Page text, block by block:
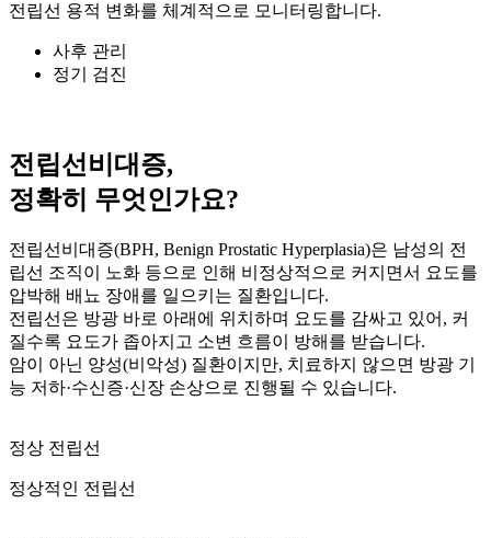
전립선 용적 변화를 체계적으로 모니터링합니다.
사후 관리
정기 검진
전립선비대증,
정확히 무엇인가요?
전립선비대증(BPH, Benign Prostatic Hyperplasia)은 남성의 전
립선 조직이 노화 등으로 인해 비정상적으로 커지면서 요도를
압박해 배뇨 장애를 일으키는 질환입니다.
전립선은 방광 바로 아래에 위치하며 요도를 감싸고 있어, 커
질수록 요도가 좁아지고 소변 흐름이 방해를 받습니다.
암이 아닌 양성(비악성) 질환이지만, 치료하지 않으면 방광 기
능 저하·수신증·신장 손상으로 진행될 수 있습니다.
정상 전립선
정상적인 전립선